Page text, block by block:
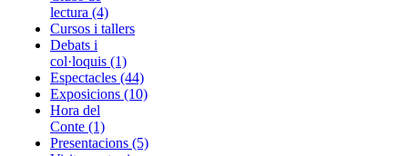
lectura (4)
Cursos i tallers
Debats i
col·loquis (1)
Espectacles (44)
Exposicions (10)
Hora del
Conte (1)
Presentacions (5)